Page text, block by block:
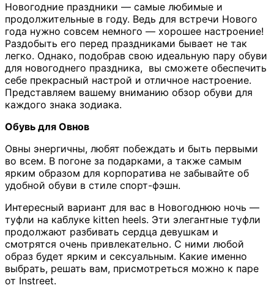
Новогодние праздники — самые любимые и
продолжительные в году. Ведь для встречи Нового
года нужно совсем немного — хорошее настроение!
Раздобыть его перед праздниками бывает не так
легко. Однако, подобрав свою идеальную пару обуви
для новогоднего праздника, вы сможете обеспечить
себе прекрасный настрой и отличное настроение.
Представляем вашему вниманию обзор обуви для
каждого знака зодиака.
Обувь для Овнов
Овны энергичны, любят побеждать и быть первыми
во всем. В погоне за подарками, а также самым
ярким образом для корпоратива не забывайте об
удобной обуви в стиле спорт-фэшн.
Интересный вариант для вас в Новогоднюю ночь —
туфли на каблуке kitten heels. Эти элегантные туфли
продолжают разбивать сердца девушкам и
смотрятся очень привлекательно. С ними любой
образ будет ярким и сексуальным. Какие именно
выбрать, решать вам, присмотреться можно к паре
от Instreet.